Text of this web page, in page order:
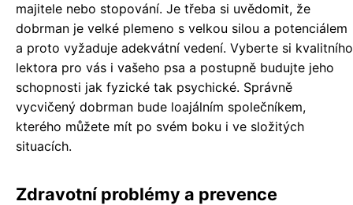
majitele nebo stopování. Je třeba si uvědomit, že
dobrman je velké plemeno s velkou silou a potenciálem
a proto vyžaduje adekvátní vedení. Vyberte si kvalitního
lektora pro vás i vašeho psa a postupně budujte jeho
schopnosti jak fyzické tak psychické. Správně
vycvičený dobrman bude loajálním společníkem,
kterého můžete mít po svém boku i ve složitých
situacích.
Zdravotní problémy a prevence